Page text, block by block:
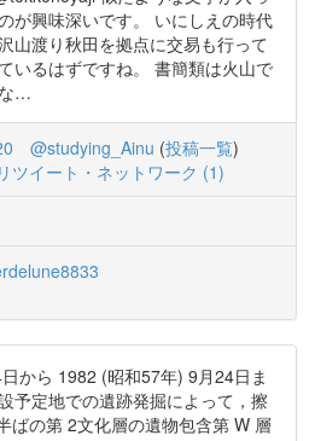
が興味深いです。 いにしえの時代
山渡り秋田を拠点に交易も行って
いるはずですね。 書簡類は火山で
…
@studying_Ainu (投稿一覧)
リツイート・ネットワーク (1)
から 1982 (昭和57年) 9月24日ま
予定地での遺跡発掘によって，擦
ばの第 2文化層の遺物包含第 W 層